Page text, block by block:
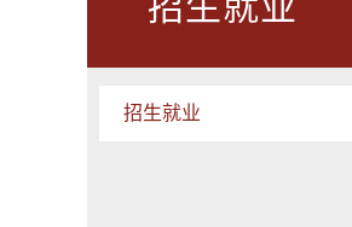
招生就业